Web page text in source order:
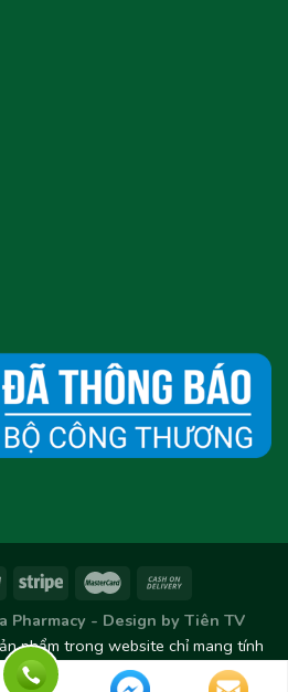
Pharmacy - Design by Tiên TV
phẩm trong website chỉ mang tính
thực tế có thể thay đổi/chênh lệch